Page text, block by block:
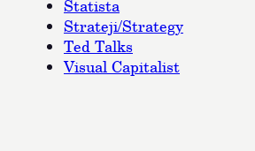
Statista
Strateji/Strategy
Ted Talks
Visual Capitalist